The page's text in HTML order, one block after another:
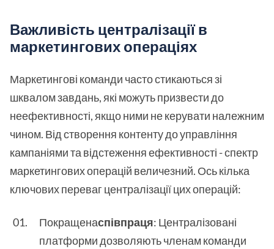
Важливість централізації в
маркетингових операціях
Маркетингові команди часто стикаються зі
шквалом завдань, які можуть призвести до
неефективності, якщо ними не керувати належним
чином. Від створення контенту до управління
кампаніями та відстеження ефективності - спектр
маркетингових операцій величезний. Ось кілька
ключових переваг централізації цих операцій:
Покращенаспівпраця: Централізовані
платформи дозволяють членам команди